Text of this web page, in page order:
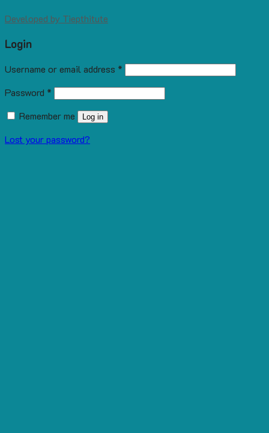
Developed by Tiepthitute
Login
Username or email address *
Password *
Remember me
Log in
Lost your password?